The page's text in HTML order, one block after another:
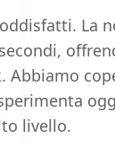
La
Abbiamo
livello.